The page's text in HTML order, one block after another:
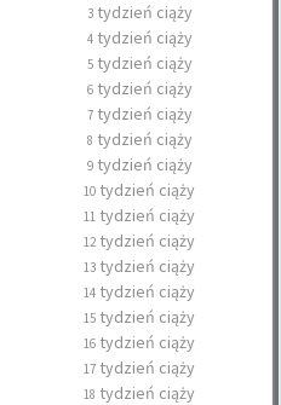
3tydzień ciąży
4tydzień ciąży
5tydzień ciąży
6tydzień ciąży
7tydzień ciąży
8 tydzień ciąży
9tydzień ciąży
10 tydzień ciąży
11 tydzień ciąży
12tydzień ciąży
13 tydzień ciąży
14 tydzień ciąży
15 tydzień ciąży
16 tydzień ciąży
17 tydzień ciąży
18 tydzień ciąży